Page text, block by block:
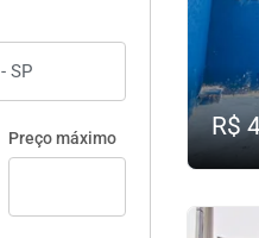
Preço máximo R$